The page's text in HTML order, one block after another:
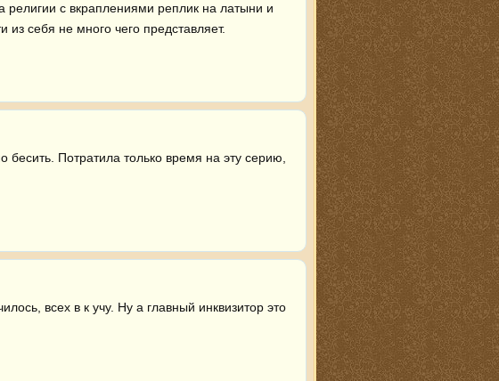
с вкраплениями реплик на латыни и
себя не много чего представляет.
Потратила только время на эту серию,
всех в к учу. Ну а главный инквизитор это